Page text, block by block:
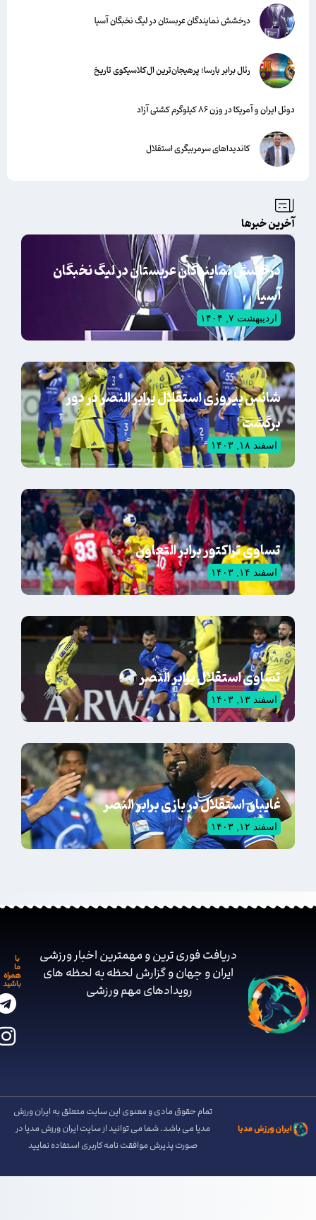
درخشش نمایندگان عربستان در لیگ نخبگان آسیا
رئال برابر بارسا؛ پرهیجان‌‌ترین ال‌کلاسیکوی تاریخ
دوئل ایران و آمریکا در وزن ۸۶ کیلوگرم کشتی آزاد
کاندیداهای سرمربیگری استقلال
آخرین خبرها
درخشش نمایندگان عربستان در لیگ نخبگان
آسیا
اردیبهشت ۷, ۱۴۰۴
شانس پیروزی استقلال برابر النصر در دور
برگشت
اسفند ۱۸, ۱۴۰۳
تساوی تراکتور برابر التعاون
اسفند ۱۴, ۱۴۰۳
تساوی استقلال برابر النصر
اسفند ۱۳, ۱۴۰۳
غایبان استقلال در بازی برابر النصر
اسفند ۱۲, ۱۴۰۳
دریافت فوری ترین و مهمترین اخبار ورزشی
ایران و جهان و گزارش لحظه به لحظه های
رویدادهای مهم ‌ورزشی
همراه
باشید
تمام حقوق مادی و معنوی این سایت متعلق به ایران ورزش
مدیا می باشد. شما می توانید از سایت ایران ورزش مدیا در
صورت پذیرش موافقت نامه کاربری استفاده نمایید